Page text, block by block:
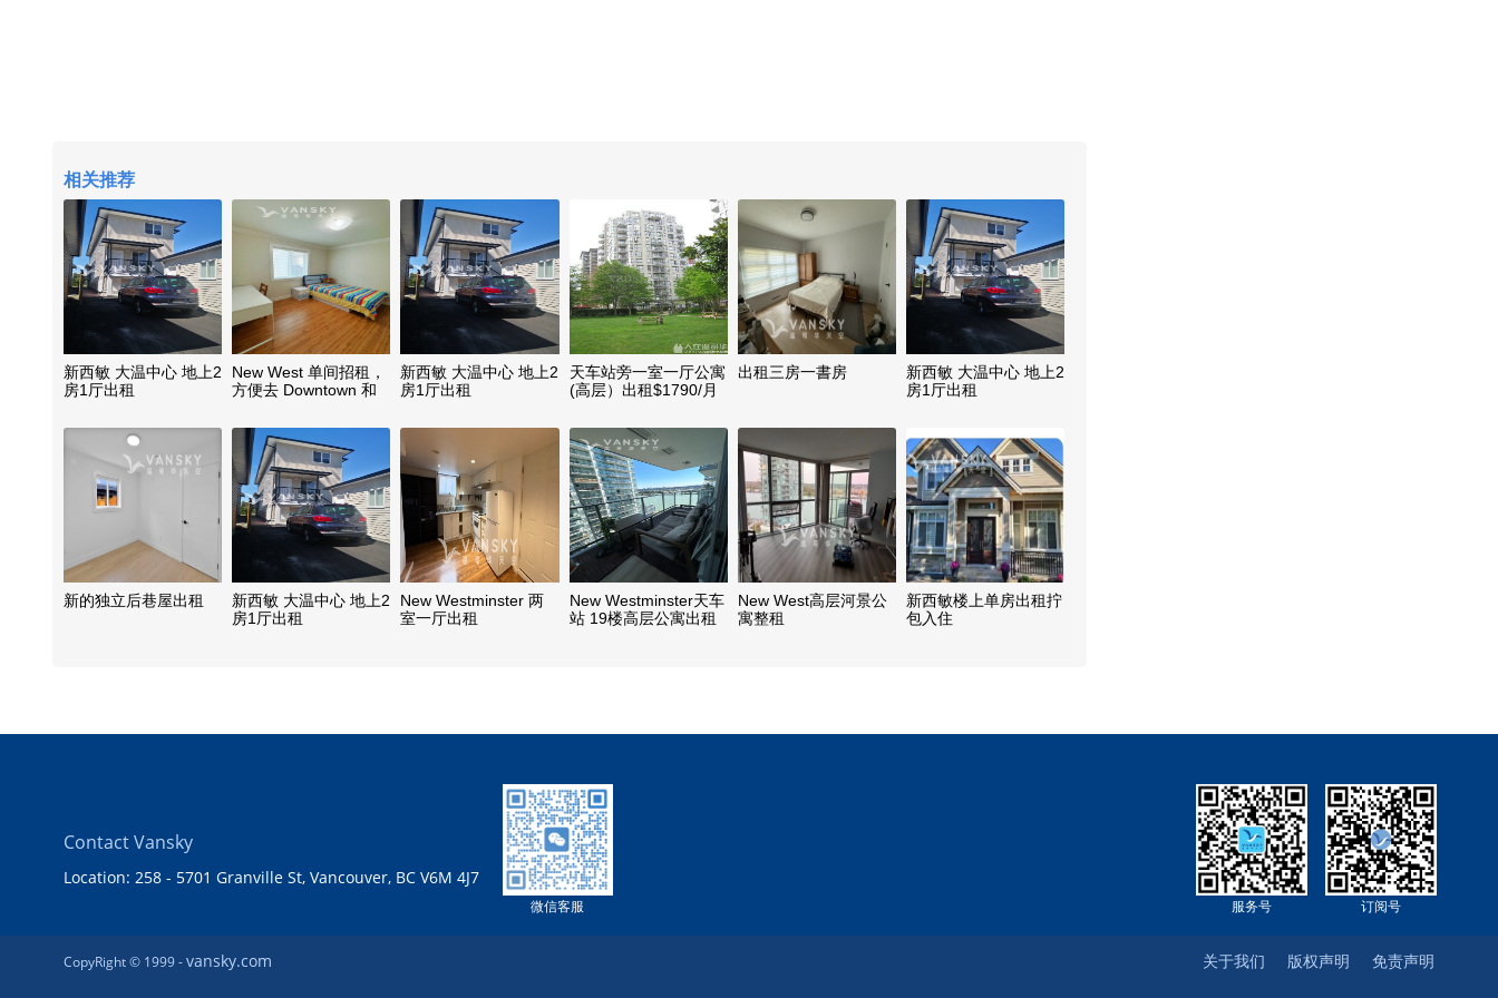
相关推荐
新西敏 大温中心 地上2
房1厅出租
New West 单间招租，
方便去 Downtown 和
新西敏 大温中心 地上2
房1厅出租
天车站旁一室一厅公寓
(高层）出租$1790/月
出租三房一書房
新西敏 大温中心 地上2
房1厅出租
新的独立后巷屋出租
新西敏 大温中心 地上2
房1厅出租
New Westminster 两
室一厅出租
New Westminster天车
站 19楼高层公寓出租
New West高层河景公
寓整租
新西敏楼上单房出租拧
包入住
Contact Vansky
Location: 258 - 5701 Granville St, Vancouver, BC V6M 4J7
微信客服 订阅号
服务号
CopyRight © 1999 -vansky.com 免责声明
版权声明
关于我们